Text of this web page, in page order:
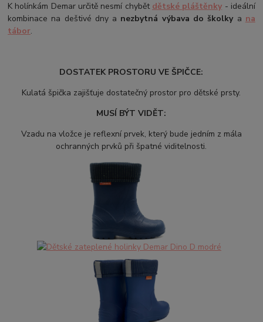
K holínkám Demar určitě nesmí chybět dětské pláštěnky - ideální
kombinace na deštivé dny a nezbytná výbava do školkya na
tábor.
DOSTATEK PROSTORU VE ŠPIČCE:
Kulatá špička zajišťuje dostatečný prostor pro dětské prsty.
MUSÍ BÝT VIDĚT:
Vzadu na vložce je reflexní prvek, který bude jedním z mála
ochranných prvků při špatné viditelnosti.